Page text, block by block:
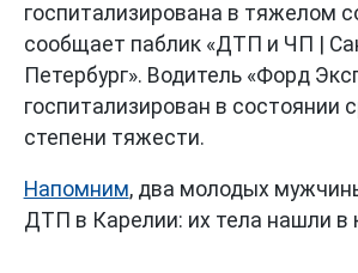
госпитализирована в тяжелом
сообщает паблик «ДТП и ЧП |
Петербург». Водитель «Форд
госпитализирован в состоянии
степени тяжести.
Напомним, два молодых
ДТП в Карелии: их тела нашли в